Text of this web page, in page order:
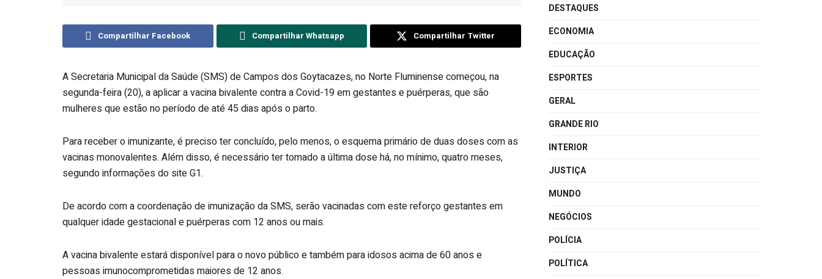
Compartilhar Facebook Compartilhar Whatsapp Compartilhar Twitter
A Secretaria Municipal da Saúde (SMS) de Campos dos Goytacazes, no Norte Fluminense começou, na
segunda-feira (20), a aplicar a vacina bivalente contra a Covid-19 em gestantes e puérperas, que são
mulheres que estão no período de até 45 dias após o parto.
Para receber o imunizante, é preciso ter concluído, pelo menos, o esquema primário de duas doses com as
vacinas monovalentes. Além disso, é necessário ter tomado a última dose há, no mínimo, quatro meses,
segundo informações do site G1.
De acordo com a coordenação de imunização da SMS, serão vacinadas com este reforço gestantes em
qualquer idade gestacional e puérperas com 12 anos ou mais.
A vacina bivalente estará disponível para o novo público e também para idosos acima de 60 anos e
pessoas imunocomprometidas maiores de 12 anos.
DESTAQUES
ECONOMIA
EDUCAÇÃO
ESPORTES
GERAL
GRANDE RIO
INTERIOR
JUSTIÇA
MUNDO
NEGÓCIOS
POLÍCIA
POLÍTICA